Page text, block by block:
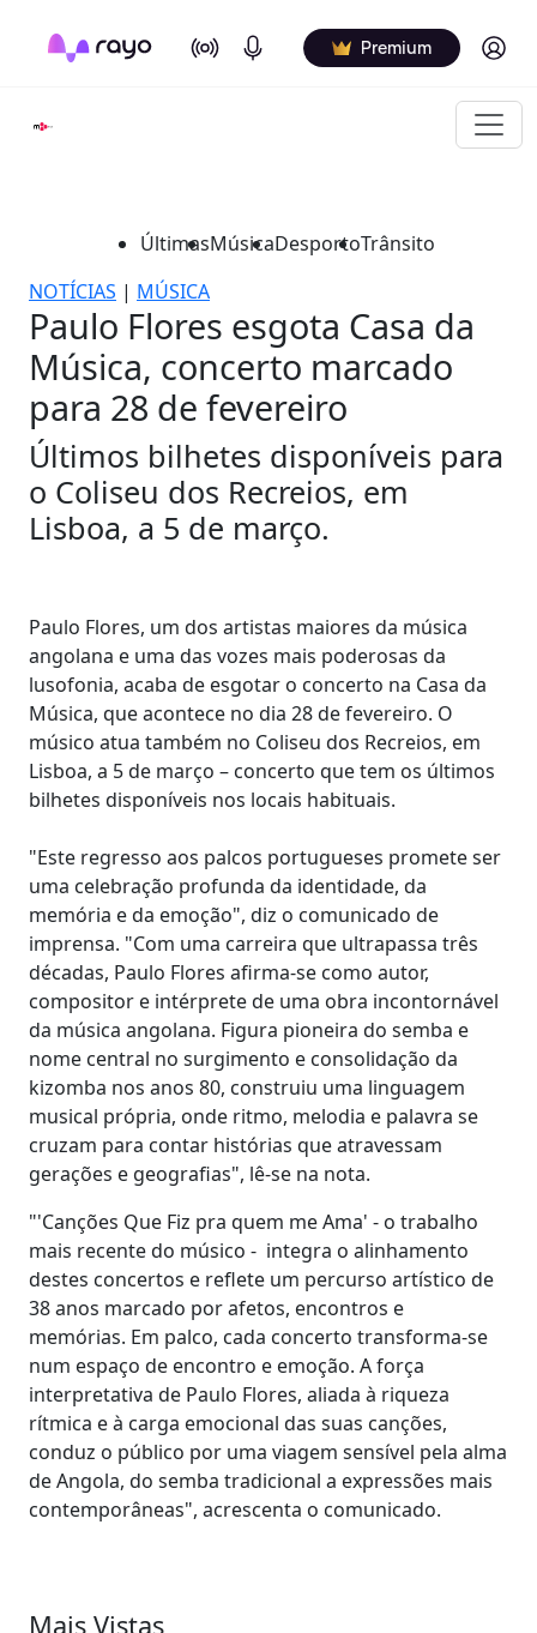
On Air Podcasts Premium Log in
ÚltimasMúsicaDesportoTrânsito
NOTÍCIAS | MÚSICA
Paulo Flores esgota Casa da
Música, concerto marcado
para 28 de fevereiro
Últimos bilhetes disponíveis para
o Coliseu dos Recreios, em
Lisboa, a 5 de março.
Paulo Flores, um dos artistas maiores da música
angolana e uma das vozes mais poderosas da
lusofonia, acaba de esgotar o concerto na Casa da
Música, que acontece no dia 28 de fevereiro. O
músico atua também no Coliseu dos Recreios, em
Lisboa, a 5 de março – concerto que tem os últimos
bilhetes disponíveis nos locais habituais.
"Este regresso aos palcos portugueses promete ser
uma celebração profunda da identidade, da
memória e da emoção", diz o comunicado de
imprensa. "Com uma carreira que ultrapassa três
décadas, Paulo Flores afirma-se como autor,
compositor e intérprete de uma obra incontornável
da música angolana. Figura pioneira do semba e
nome central no surgimento e consolidação da
kizomba nos anos 80, construiu uma linguagem
musical própria, onde ritmo, melodia e palavra se
cruzam para contar histórias que atravessam
gerações e geografias", lê-se na nota.
"'Canções Que Fiz pra quem me Ama' - o trabalho
mais recente do músico - integra o alinhamento
destes concertos e reflete um percurso artístico de
38 anos marcado por afetos, encontros e
memórias. Em palco, cada concerto transforma-se
num espaço de encontro e emoção. A força
interpretativa de Paulo Flores, aliada à riqueza
rítmica e à carga emocional das suas canções,
conduz o público por uma viagem sensível pela alma
de Angola, do semba tradicional a expressões mais
contemporâneas", acrescenta o comunicado.
Mais Vistas